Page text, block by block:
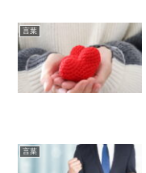
言葉
言葉